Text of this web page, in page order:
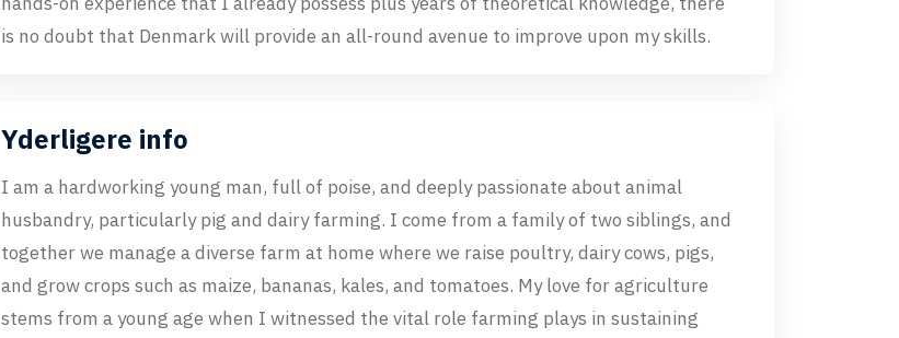
is no doubt that Denmark will provide an all-round avenue to improve upon my skills.
Yderligere info
I am a hardworking young man, full of poise, and deeply passionate about animal
husbandry, particularly pig and dairy farming. I come from a family of two siblings, and
together we manage a diverse farm at home where we raise poultry, dairy cows, pigs,
and grow crops such as maize, bananas, kales, and tomatoes. My love for agriculture
stems from a young age when I witnessed the vital role farming plays in sustaining